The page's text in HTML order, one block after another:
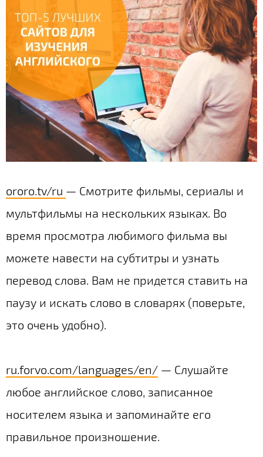
ororo.tv/ru — Смотрите фильмы, сериалы и
мультфильмы на нескольких языках. Во
время просмотра любимого фильма вы
можете навести на субтитры и узнать
перевод слова. Вам не придется ставить на
паузу и искать слово в словарях (поверьте,
это очень удобно).
ru.forvo.com/languages/en/ — Слушайте
любое английское слово, записанное
носителем языка и запоминайте его
правильное произношение.